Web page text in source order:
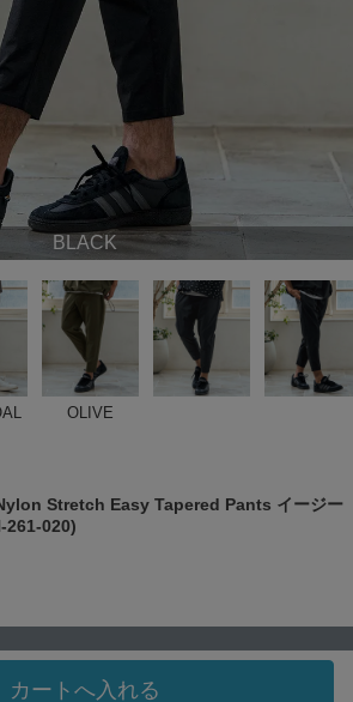
BLACK
OLIVE
Stretch Easy Tapered Pants イージー
261-020)
カートへ入れる